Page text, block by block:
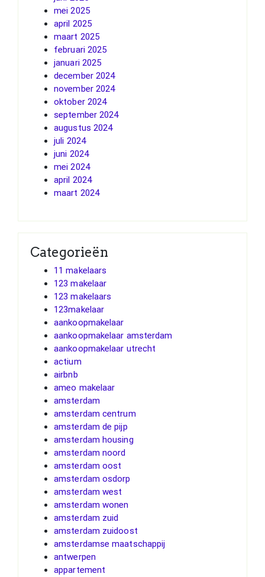
mei 2025
april 2025
maart 2025
februari 2025
januari 2025
december 2024
november 2024
oktober 2024
september 2024
augustus 2024
juli 2024
juni 2024
mei 2024
april 2024
maart 2024
Categorieën
11 makelaars
123 makelaar
123 makelaars
123makelaar
aankoopmakelaar
aankoopmakelaar amsterdam
aankoopmakelaar utrecht
actium
airbnb
ameo makelaar
amsterdam
amsterdam centrum
amsterdam de pijp
amsterdam housing
amsterdam noord
amsterdam oost
amsterdam osdorp
amsterdam west
amsterdam wonen
amsterdam zuid
amsterdam zuidoost
amsterdamse maatschappij
antwerpen
appartement